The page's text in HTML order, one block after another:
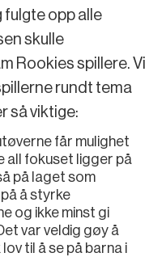
fulgte opp alle
skulle
Rookies spillere. Vi
rundt tema
så viktige:
får mulighet
all fokuset ligger på
på laget som
å styrke
og ikke minst gi
var veldig gøy å
til å se på barna i